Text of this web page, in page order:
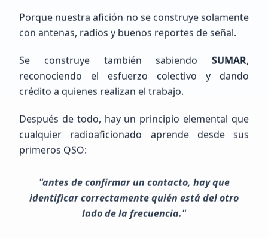
Raul humbertoCisneros Delgado
Mexico, Chih., JUÁREZ
MIGUEL ANGELLOPEZ ALONZO
Porque nuestra afición no se construye solamente
con antenas, radios y buenos reportes de señal.
Se construye también sabiendo SUMAR,
reconociendo el esfuerzo colectivo y dando
crédito a quienes realizan el trabajo.
Después de todo, hay un principio elemental que
cualquier radioaficionado aprende desde sus
primeros QSO:
"antes de confirmar un contacto, hay que
identificar correctamente quién está del otro
lado de la frecuencia."